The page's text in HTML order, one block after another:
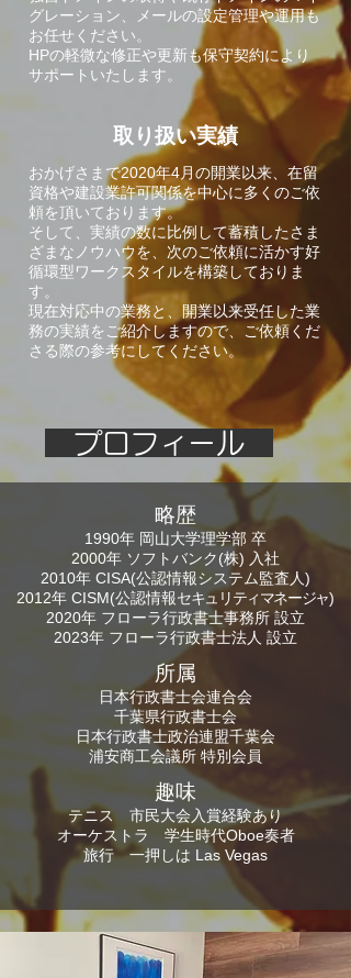
グレーション、メールの設定管理や運用も
お任せください。
HPの軽微な修正や更新も保守契約により
サポートいたします。
取り扱い実績
おかげさまで2020年4月の開業以来、在留
資格や建設業許可関係を中心に多くのご依
頼を頂いております。
そして、 実績の数に比例して蓄積したさま
ざまなノウハウを、次のご依頼に活かす好
循環型ワークスタイルを構築しておりま
す。
現在対応中の業務と、開業以来受任した業
務の実績をご紹介しますので、ご依頼くだ
さる際の参考にしてください。
プロフィール
略歴
1990年 岡山大学理学部 卒
2000年 ソフトバンク(株) 入社
2010年 CISA(公認情報システム監査人)
​2012年 CISM(公認情報セキュリティマネージャ)
2020年 フローラ行政書士事務所 設立
2023年 フローラ行政書士法人 設立
所属
日本行政書士会連合会
千葉県行政書士会
日本行政書士政治連盟千葉会
浦安商工会議所 特別会員
​趣味
テニス 市民大会入賞経験あり
オーケストラ 学生時代Oboe奏者
旅行 一押しは Las Vegas